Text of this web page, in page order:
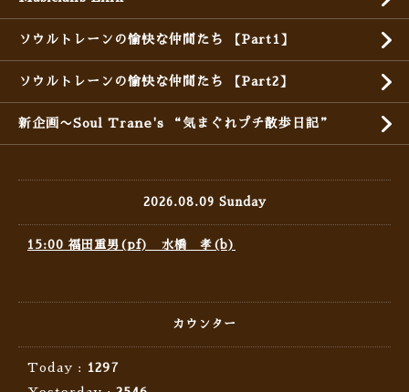
ソウルトレーンの愉快な仲間たち 【Part1】
ソウルトレーンの愉快な仲間たち 【Part2】
新企画〜Soul Trane's “気まぐれプチ散歩日記”
2026.08.09 Sunday
15:00 福田重男(pf) 水橋 孝(b)
カウンター
Today :
1297